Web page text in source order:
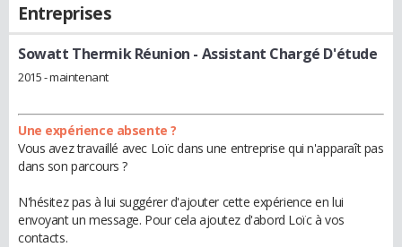
Entreprises
Sowatt Thermik Réunion - Assistant Chargé D'étude
2015 - maintenant
Une expérience absente ?
Vous avez travaillé avec Loïc dans une entreprise qui n'apparaît pas
dans son parcours ?
N'hésitez pas à lui suggérer d'ajouter cette expérience en lui
envoyant un message. Pour cela ajoutez d'abord Loïc à vos
contacts.